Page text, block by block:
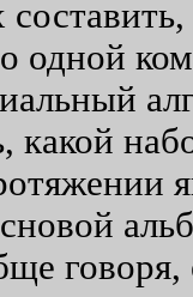
одной
какой